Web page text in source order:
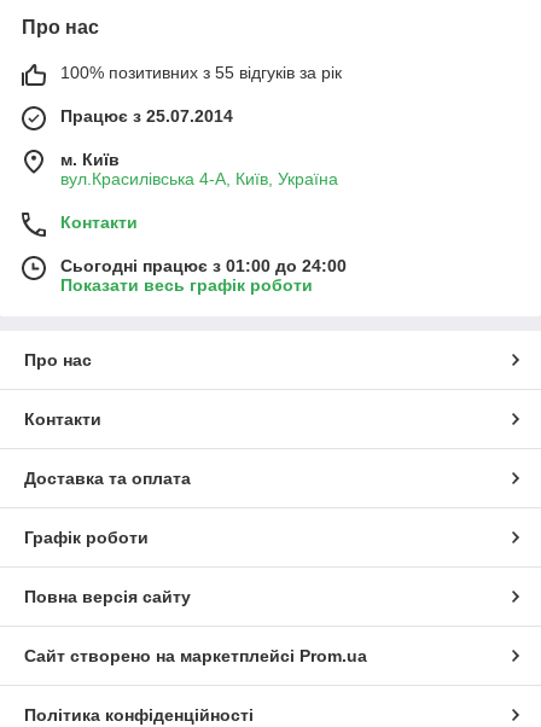
Про нас
100% позитивних з 55 відгуків за рік
Працює з 25.07.2014
м. Київ
вул.Красилівська 4-А, Київ, Україна
Контакти
Сьогодні працює з 01:00 до 24:00
Показати весь графік роботи
Про нас
Контакти
Доставка та оплата
Графік роботи
Повна версія сайту
Сайт створено на маркетплейсі Prom.ua
Політика конфіденційності